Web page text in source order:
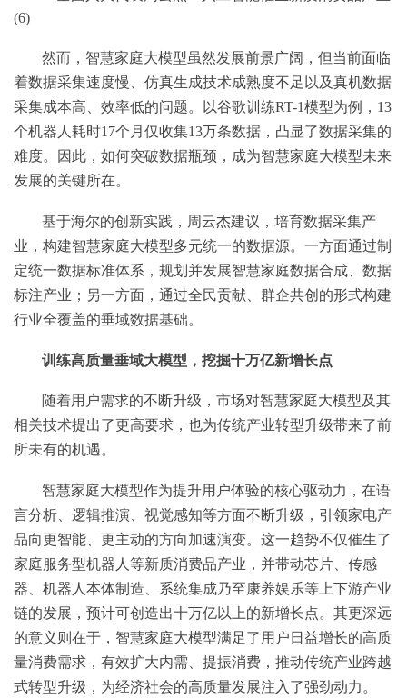
然而，智慧家庭大模型虽然发展前景广阔，但当前面临
着数据采集速度慢、仿真生成技术成熟度不足以及真机数据
采集成本高、效率低的问题。以谷歌训练RT-1模型为例，13
个机器人耗时17个月仅收集13万条数据，凸显了数据采集的
难度。因此，如何突破数据瓶颈，成为智慧家庭大模型未来
发展的关键所在。
基于海尔的创新实践，周云杰建议，培育数据采集产
业，构建智慧家庭大模型多元统一的数据源。一方面通过制
定统一数据标准体系，规划并发展智慧家庭数据合成、数据
标注产业；另一方面，通过全民贡献、群企共创的形式构建
行业全覆盖的垂域数据基础。
训练高质量垂域大模型，挖掘十万亿新增长点
随着用户需求的不断升级，市场对智慧家庭大模型及其
相关技术提出了更高要求，也为传统产业转型升级带来了前
所未有的机遇。
智慧家庭大模型作为提升用户体验的核心驱动力，在语
言分析、逻辑推演、视觉感知等方面不断升级，引领家电产
品向更智能、更主动的方向加速演变。这一趋势不仅催生了
家庭服务型机器人等新质消费品产业，并带动芯片、传感
器、机器人本体制造、系统集成乃至康养娱乐等上下游产业
链的发展，预计可创造出十万亿以上的新增长点。其更深远
的意义则在于，智慧家庭大模型满足了用户日益增长的高质
量消费需求，有效扩大内需、提振消费，推动传统产业跨越
式转型升级，为经济社会的高质量发展注入了强劲动力。